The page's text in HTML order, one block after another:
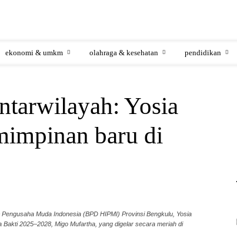
ekonomi & umkm olahraga & kesehatan pendidikan
Yosia
baru di
Muda Indonesia (BPD HIPMI) Provinsi Bengkulu, Yosia
2025–2028, Migo Mufartha, yang digelar secara meriah di